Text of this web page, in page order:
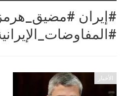
#إيران #مضيق_هرمز
الأخبار